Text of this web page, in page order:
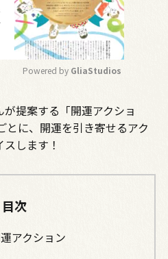
u
t
Powered by GliaStudios
提案する「開運アクショ
とに、開運を引き寄せるアク
します！
目次
アクション